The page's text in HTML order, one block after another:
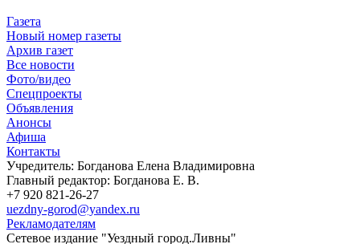
Газета
Новый номер газеты
Архив газет
Все новости
Фото/видео
Спецпроекты
Объявления
Анонсы
Афиша
Контакты
Учредитель: Богданова Елена Владимировна
Главный редактор: Богданова Е. В.
+7 920 821-26-27
uezdny-gorod@yandex.ru
Рекламодателям
Сетевое издание "Уездный город.Ливны"